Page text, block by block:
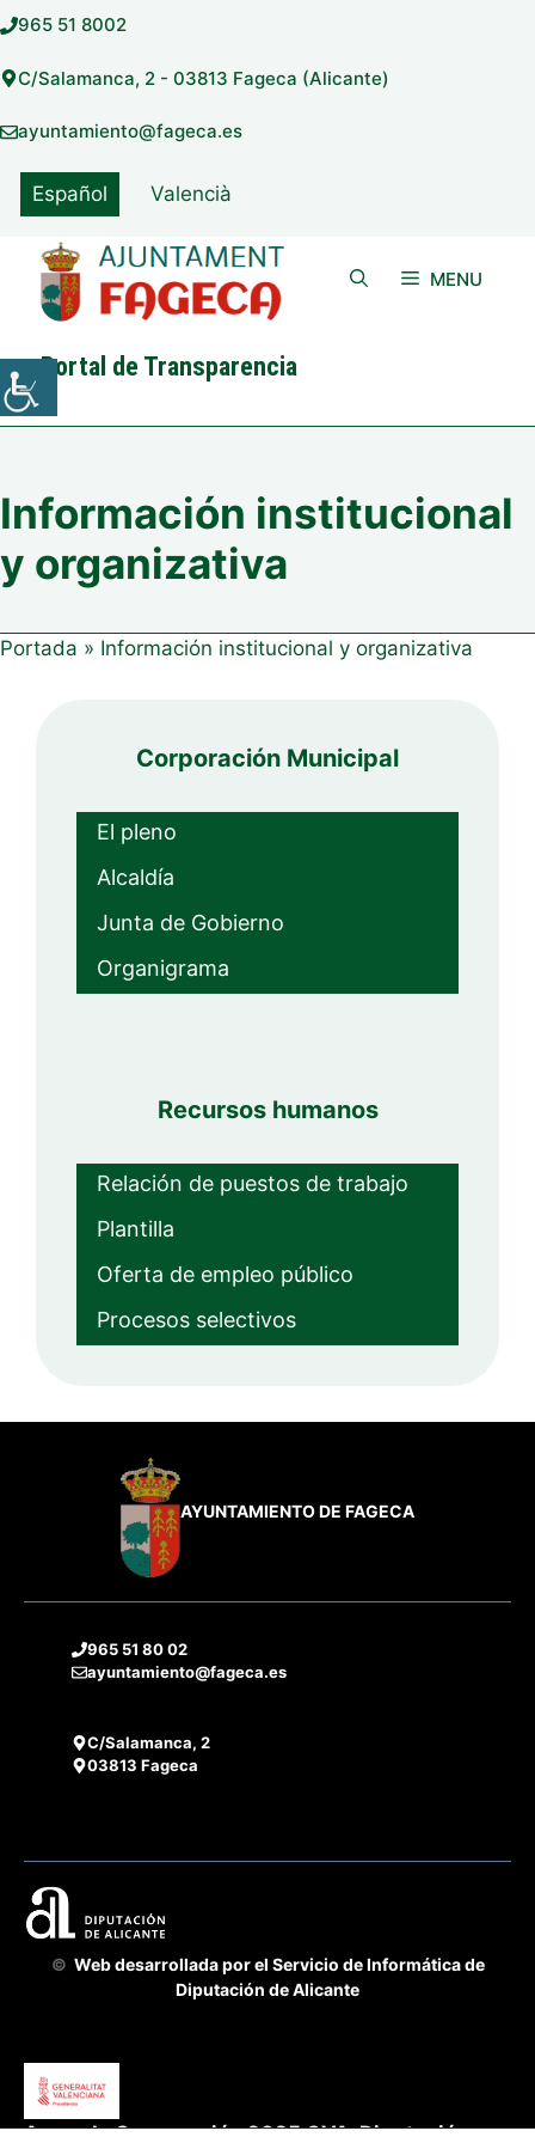
Saltar
contenido
965 51 8002
C/Salamanca, 2 - 03813 Fageca (Alicante)
ayuntamiento@fageca.es
Español Valencià
MENU
Portal de Transparencia
Información institucional
y organizativa
Portada » Información institucional y organizativa
Corporación Municipal
El pleno
Alcaldía
Junta de Gobierno
Organigrama
Recursos humanos
Relación de puestos de trabajo
Plantilla
Oferta de empleo público
Procesos selectivos
AYUNTAMIENTO DE FAGECA
965 51 80 02
ayuntamiento@fageca.es
C/Salamanca, 2
03813 Fageca
© Web desarrollada por el Servicio de Informática de
Diputación de Alicante
Acuerdo Cooperación 2025 GVA-Diputación